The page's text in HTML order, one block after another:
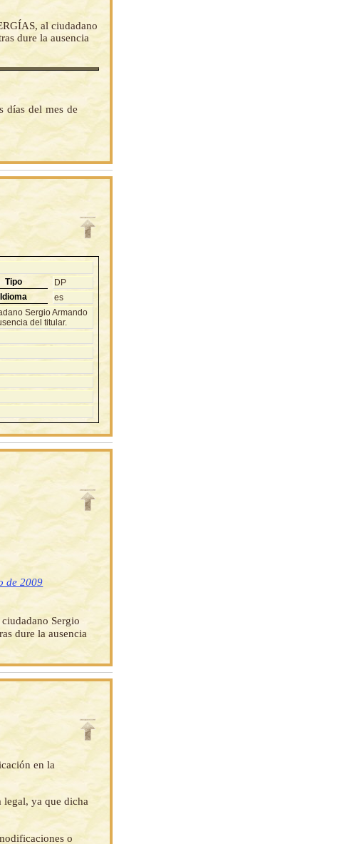
al ciudadano
dure la ausencia
días del mes de
Tipo
DP
Idioma
es
Sergio Armando
del titular.
de 2009
Sergio
dure la ausencia
en la
legal, ya que dicha
o